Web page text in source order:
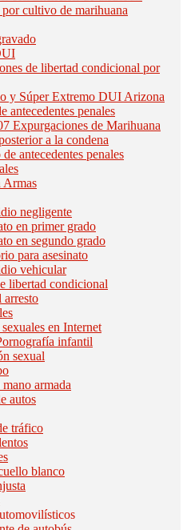
por cultivo de marihuana
de libertad condicional por
y Súper Extremo DUI Arizona
antecedentes penales
Expurgaciones de Marihuana
a la condena
de antecedentes penales
Armas
negligente
en primer grado
en segundo grado
para asesinato
vehicular
libertad condicional
arresto
en Internet
infantil
sexual
armada
autos
tráfico
blanco